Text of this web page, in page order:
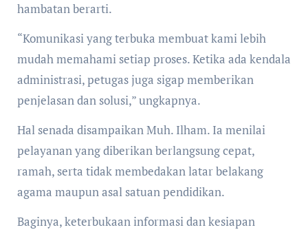
hambatan berarti.
“Komunikasi yang terbuka membuat kami lebih
mudah memahami setiap proses. Ketika ada kendala
administrasi, petugas juga sigap memberikan
penjelasan dan solusi,” ungkapnya.
Hal senada disampaikan Muh. Ilham. Ia menilai
pelayanan yang diberikan berlangsung cepat,
ramah, serta tidak membedakan latar belakang
agama maupun asal satuan pendidikan.
Baginya, keterbukaan informasi dan kesiapan